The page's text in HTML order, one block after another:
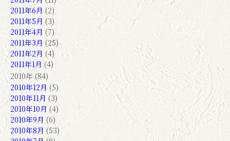
2011年6月 (2)
2011年5月 (3)
2011年4月 (7)
2011年3月 (25)
2011年2月 (4)
2011年1月 (4)
2010年 (84)
2010年12月 (5)
2010年11月 (3)
2010年10月 (4)
2010年9月 (6)
2010年8月 (53)